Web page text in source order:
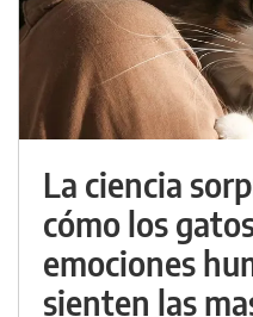
La ciencia
cómo los
emociones
sienten las